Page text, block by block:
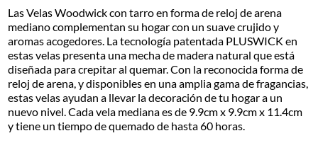
Las Velas Woodwick con tarro en forma de reloj de arena
mediano complementan su hogar con un suave crujido y
aromas acogedores. La tecnología patentada PLUSWICK en
estas velas presenta una mecha de madera natural que está
diseñada para crepitar al quemar. Con la reconocida forma de
reloj de arena, y disponibles en una amplia gama de fragancias,
estas velas ayudan a llevar la decoración de tu hogar a un
nuevo nivel. Cada vela mediana es de 9.9cm x 9.9cm x 11.4cm
y tiene un tiempo de quemado de hasta 60 horas.